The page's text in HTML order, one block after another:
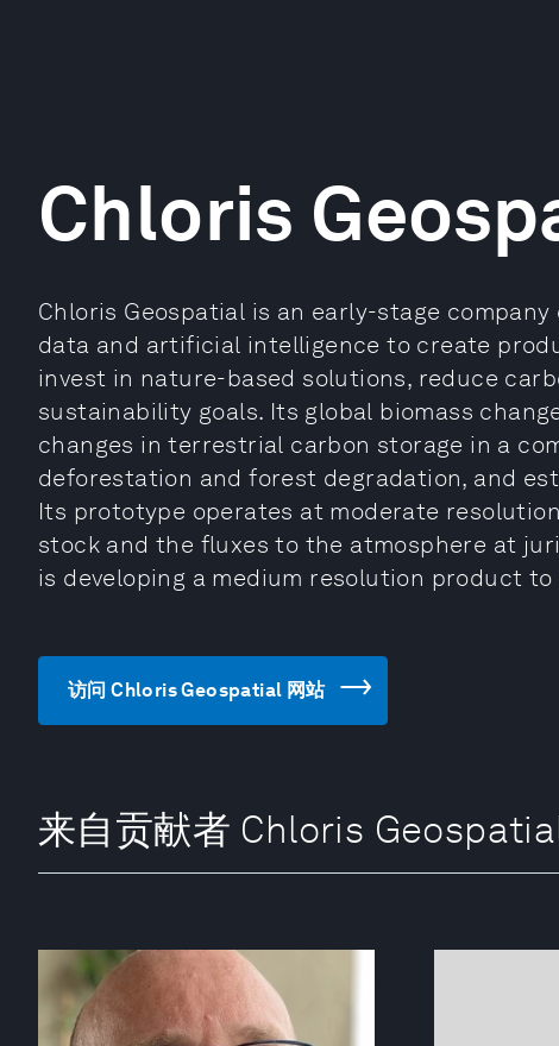
Chloris
Chloris Geospatial is an early-stage
data and artificial intelligence to create
invest in nature-based solutions, reduce
sustainability goals. Its global biomass
changes in terrestrial carbon storage in a
deforestation and forest degradation, and
Its prototype operates at moderate
stock and the fluxes to the atmosphere at
is developing a medium resolution product
访问 Chloris Geospatial 网站
来自贡献者 Chloris